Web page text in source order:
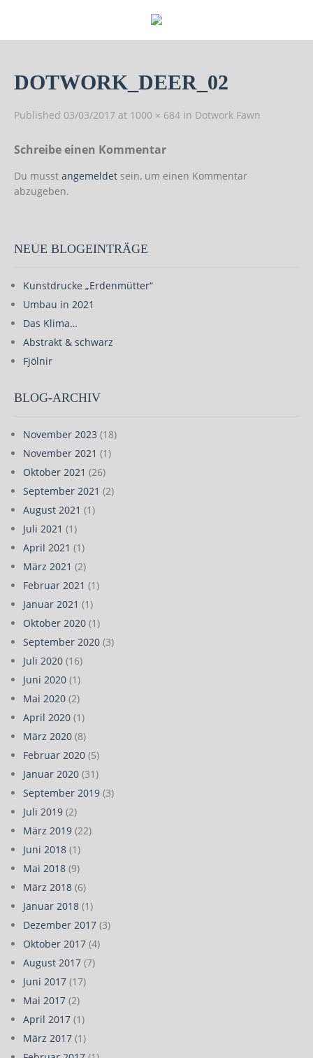
DOTWORK_DEER_02
Published 03/03/2017 at 1000 × 684 in Dotwork Fawn
Schreibe einen Kommentar
Du musst angemeldet sein, um einen Kommentar
abzugeben.
NEUE BLOGEINTRÄGE
Kunstdrucke „Erdenmütter“
Umbau in 2021
Das Klima…
Abstrakt & schwarz
Fjölnir
BLOG-ARCHIV
November 2023 (18)
November 2021 (1)
Oktober 2021 (26)
September 2021 (2)
August 2021 (1)
Juli 2021 (1)
April 2021 (1)
März 2021 (2)
Februar 2021 (1)
Januar 2021 (1)
Oktober 2020 (1)
September 2020 (3)
Juli 2020 (16)
Juni 2020 (1)
Mai 2020 (2)
April 2020 (1)
März 2020 (8)
Februar 2020 (5)
Januar 2020 (31)
September 2019 (3)
Juli 2019 (2)
März 2019 (22)
Juni 2018 (1)
Mai 2018 (9)
März 2018 (6)
Januar 2018 (1)
Dezember 2017 (3)
Oktober 2017 (4)
August 2017 (7)
Juni 2017 (17)
Mai 2017 (2)
April 2017 (1)
März 2017 (1)